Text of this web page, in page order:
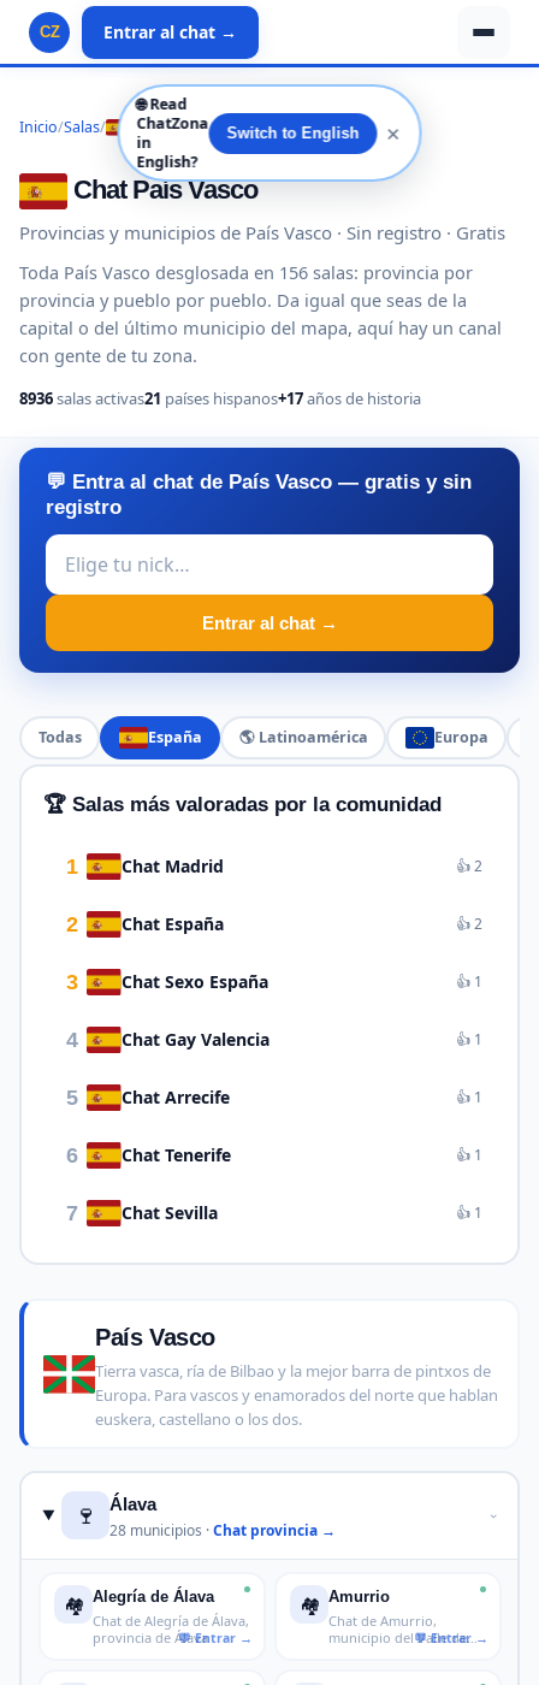
CZ Entrar al chat →
Inicio/Salas/ España/ País Vasco
Chat País Vasco
Provincias y municipios de País Vasco · Sin registro · Gratis
Toda País Vasco desglosada en 156 salas: provincia por
provincia y pueblo por pueblo. Da igual que seas de la
capital o del último municipio del mapa, aquí hay un canal
con gente de tu zona.
8936salas activas21 países hispanos+17años de historia
💬 Entra al chat de País Vasco — gratis y sin
registro
Entrar al chat →
Todas España 🌎 Latinoamérica Europa
🏆 Salas más valoradas por la comunidad
1 Chat Madrid 👍 2
2 Chat España 👍 2
3 Chat Sexo España 👍 1
4 Chat Gay Valencia 👍 1
5 Chat Arrecife 👍 1
6 Chat Tenerife 👍 1
7 Chat Sevilla 👍 1
País Vasco
Tierra vasca, ría de Bilbao y la mejor barra de pintxos de
Europa. Para vascos y enamorados del norte que hablan
euskera, castellano o los dos.
🍷
Álava
28 municipios ·Chat provincia →
›
🏘️ Alegría de Álava
Chat de Alegría de Álava,
provincia de Álava
🏘️ Amurrio
Chat de Amurrio,
municipio del Valle de
🌐 Read
ChatZona
in
English?
Switch to English ✕